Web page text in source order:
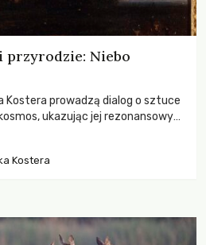
przyrodzie: Niebo
Kostera prowadzą dialog o sztuce
ukazując jej rezonansowy
Kostera